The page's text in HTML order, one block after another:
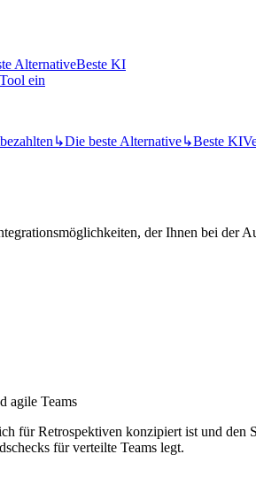
AlternativeBeste KI
ein
↳Die beste Alternative↳Beste KI
der Ihnen bei der
agile Teams
für Retrospektiven konzipiert ist und
für verteilte Teams legt.